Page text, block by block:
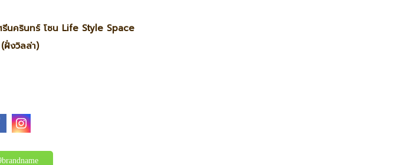
นครินทร์ โซน Life Style Space
ฝั่งวิลล่า)